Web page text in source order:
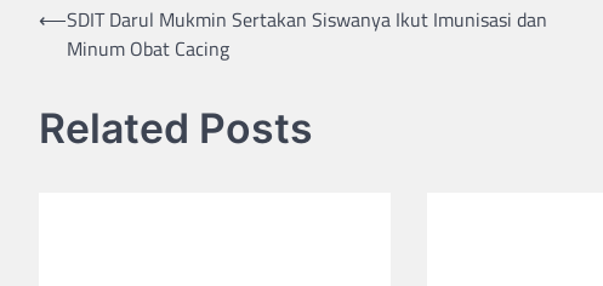
Post
navigation
⟵SDIT Darul Mukmin Sertakan Siswanya Ikut Imunisasi dan
Minum Obat Cacing
Related Posts